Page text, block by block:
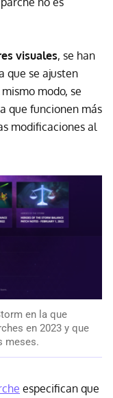
visuales, se han
que se ajusten
modo, se
que funcionen más
modificaciones al
en la que
en 2023 y que
meses.
especifican que